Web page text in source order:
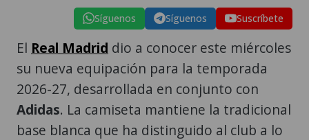
Síguenos Síguenos Suscríbete
El Real Madrid dio a conocer este miércoles
su nueva equipación para la temporada
2026-27, desarrollada en conjunto con
Adidas. La camiseta mantiene la tradicional
base blanca que ha distinguido al club a lo